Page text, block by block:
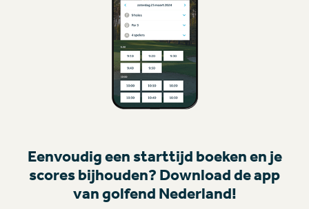
Eenvoudig een starttijd boeken en je
scores bijhouden? Download de app
van golfend Nederland!